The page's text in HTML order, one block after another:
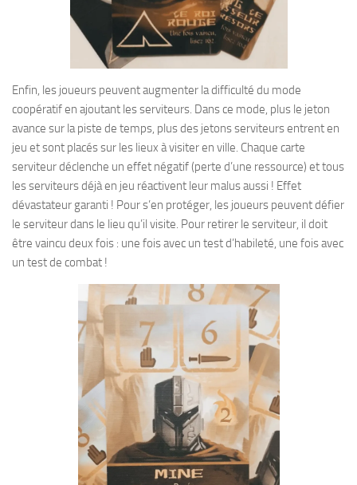
Enfin, les joueurs peuvent augmenter la difficulté du mode
coopératif en ajoutant les serviteurs. Dans ce mode, plus le jeton
avance sur la piste de temps, plus des jetons serviteurs entrent en
jeu et sont placés sur les lieux à visiter en ville. Chaque carte
serviteur déclenche un effet négatif (perte d’une ressource) et tous
les serviteurs déjà en jeu réactivent leur malus aussi ! Effet
dévastateur garanti ! Pour s’en protéger, les joueurs peuvent défier
le serviteur dans le lieu qu’il visite. Pour retirer le serviteur, il doit
être vaincu deux fois : une fois avec un test d’habileté, une fois avec
un test de combat !